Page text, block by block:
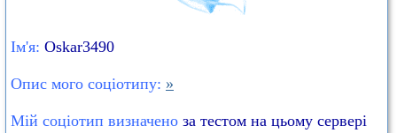
Ім'я: Oskar3490
Опис мого соціотипу: »
Мій соціотип визначено за тестом на цьому сервері